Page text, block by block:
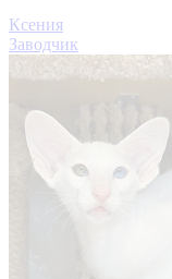
Ксения
Заводчик